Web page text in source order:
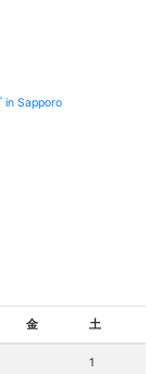
in Sapporo
金 土
1